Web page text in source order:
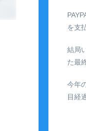
を支
結局
た最
今年
目経